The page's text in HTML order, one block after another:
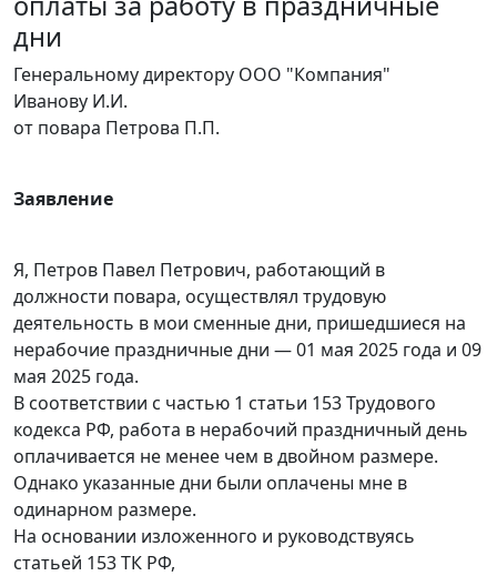
дни
Генеральному директору ООО "Компания"
Иванову И.И.
от повара Петрова П.П.
Заявление
Я, Петров Павел Петрович, работающий в
должности повара, осуществлял трудовую
деятельность в мои сменные дни, пришедшиеся на
нерабочие праздничные дни — 01 мая 2025 года и 09
мая 2025 года.
В соответствии с частью 1 статьи 153 Трудового
кодекса РФ, работа в нерабочий праздничный день
оплачивается не менее чем в двойном размере.
Однако указанные дни были оплачены мне в
одинарном размере.
На основании изложенного и руководствуясь
статьей 153 ТК РФ,